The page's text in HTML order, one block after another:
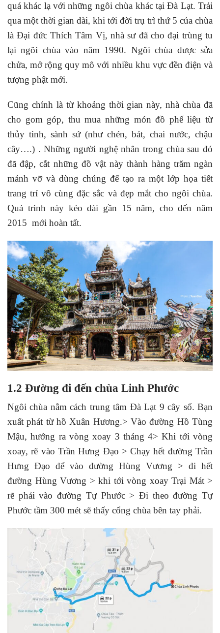
quá khác lạ với những ngôi chùa khác tại Đà Lạt. Trải
qua một thời gian dài, khi tới đời trụ trì thứ 5 của chùa
là Đại đức Thích Tâm Vị, nhà sư đã cho đại trùng tu
lại ngôi chùa vào năm 1990. Ngôi chùa được sửa
chửa, mở rộng quy mô với nhiều khu vực đền điện và
tượng phật mới.
Cũng chính là từ khoảng thời gian này, nhà chùa đã
cho gom góp, thu mua những món đồ phế liệu từ
thủy tinh, sành sứ (như chén, bát, chai nước, chậu
cây….) . Những người nghệ nhân trong chùa sau đó
đã đập, cắt những đồ vật này thành hàng trăm ngàn
mảnh vỡ và dùng chúng để tạo ra một lớp họa tiết
trang trí vô cùng đặc sắc và đẹp mắt cho ngôi chùa.
Quá trình này kéo dài gần 15 năm, cho đến năm
2015 mới hoàn tất.
1.2 Đường đi đến chùa Linh Phước
Ngôi chùa nằm cách trung tâm Đà Lạt 9 cây số. Bạn
xuất phát từ hồ Xuân Hương.> Vào đường Hồ Tùng
Mậu, hướng ra vòng xoay 3 tháng 4> Khi tới vòng
xoay, rẽ vào Trần Hưng Đạo > Chạy hết đường Trần
Hưng Đạo để vào đường Hùng Vương > đi hết
đường Hùng Vương > khi tới vòng xoay Trại Mát >
rẽ phải vào đường Tự Phước > Đi theo đường Tự
Phước tầm 300 mét sẽ thấy cổng chùa bên tay phải.